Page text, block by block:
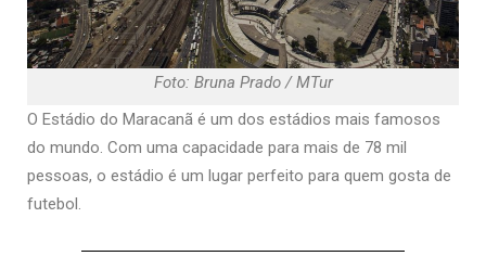
Foto: Bruna Prado / MTur
O Estádio do Maracanã é um dos estádios mais famosos
do mundo. Com uma capacidade para mais de 78 mil
pessoas, o estádio é um lugar perfeito para quem gosta de
futebol.